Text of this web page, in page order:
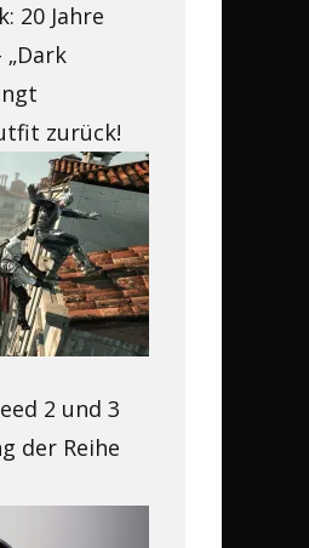
20 Jahre
zurück!
2 und 3
der Reihe